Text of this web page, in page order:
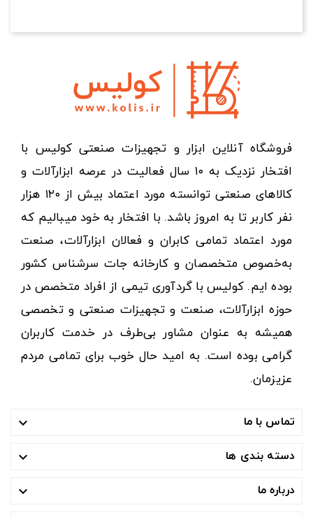
فروشگاه آنلاین ابزار و تجهیزات صنعتی کولیس با
افتخار نزدیک به ۱۰ سال فعالیت در عرصه ابزارآلات و
کالاهای صنعتی توانسته مورد اعتماد بیش از ۱۲۰ هزار
نفر کاربر تا به امروز باشد. با افتخار به خود میبالیم که
مورد اعتماد تمامی کابران و فعالان ابزارآلات، صنعت
به‌خصوص متخصصان و کارخانه جات سرشناس کشور
بوده ایم. کولیس با گردآوری تیمی از افراد متخصص در
حوزه ابزارآلات، صنعت و تجهیزات صنعتی و تخصصی
همیشه به عنوان مشاور بی‌طرف در خدمت کاربران
گرامی بوده است. به امید حال خوب برای تمامی مردم
عزیزمان.
تماس با ما 
دسته بندی ها 
درباره ما 